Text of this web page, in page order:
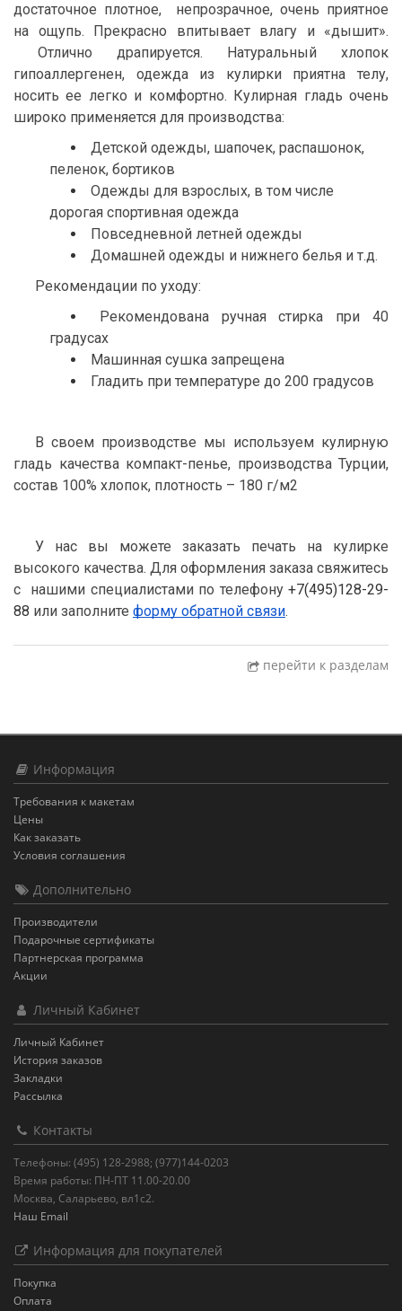
достаточное плотное, непрозрачное, очень приятное
на ощупь. Прекрасно впитывает влагу и «дышит».
Отлично драпируется. Натуральный хлопок
гипоаллергенен, одежда из кулирки приятна телу,
носить ее легко и комфортно. Кулирная гладь очень
широко применяется для производства:
Детской одежды, шапочек, распашонок,
пеленок, бортиков
Одежды для взрослых, в том числе
дорогая спортивная одежда
Повседневной летней одежды
Домашней одежды и нижнего белья и т.д.
Рекомендации по уходу:
Рекомендована ручная стирка при 40
градусах
Машинная сушка запрещена
Гладить при температуре до 200 градусов
В своем производстве мы используем кулирную
гладь качества компакт-пенье, производства Турции,
состав 100% хлопок, плотность – 180 г/м2
У нас вы можете заказать печать на кулирке
высокого качества. Для оформления заказа свяжитесь
с  нашими специалистами по телефону +7(495)128-29-
88 или заполните форму обратной связи.
перейти к разделам
Информация
Требования к макетам
Цены
Как заказать
Условия соглашения
Дополнительно
Производители
Подарочные сертификаты
Партнерская программа
Акции
Личный Кабинет
Личный Кабинет
История заказов
Закладки
Рассылка
Контакты
Телефоны: (495) 128-2988; (977)144-0203
Время работы: ПН-ПТ 11.00-20.00
Москва, Саларьево, вл1с2.
Наш Email
Информация для покупателей
Покупка
Оплата